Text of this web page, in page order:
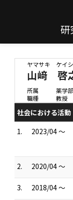
研
ヤマサキ ケイシ
山﨑 啓
所属
薬学
職種
教授
社会における活動
1.
2023/04 ～
2. 2020/04 ～
3. 2018/04 ～